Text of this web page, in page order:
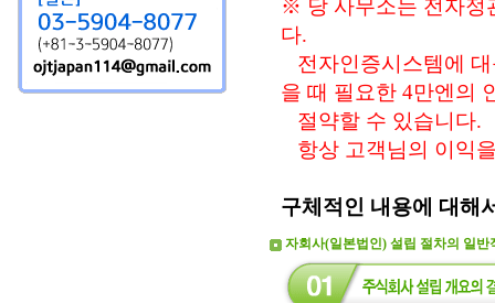
※ 당 사무소는 전자정
다.
전자인증시스템에
을 때 필요한 4만엔의
절약할 수 있습니다.
항상 고객님의 이익
구체적인 내용에 대해
자회사(일본법인) 설립 절차의 일반